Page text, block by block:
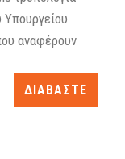
αναφέρουν
ΔΙΑΒΑΣΤΕ